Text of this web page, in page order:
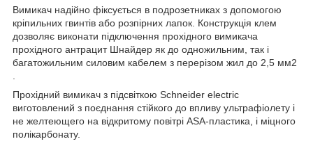
Вимикач надійно фіксується в подрозетниках з допомогою
кріпильних гвинтів або розпірних лапок. Конструкція клем
дозволяє виконати підключення прохідного вимикача
прохідного антрацит Шнайдер як до одножильним, так і
багатожильним силовим кабелем з перерізом жил до 2,5 мм2
Прохідний вимикач з підсвіткою Schneider electric
виготовлений з поєднання стійкого до впливу ультрафіолету і
не желтеющего на відкритому повітрі ASA-пластика, і міцного
полікарбонату.